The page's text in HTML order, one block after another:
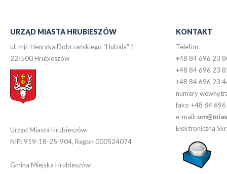
URZĄD MIASTA HRUBIESZÓW
ul. mjr. Henryka Dobrzańskiego "Hubala" 1
22-500 Hrubieszów
Urząd Miasta Hrubieszów:
NIP: 919-18-25-904, Regon 000524074
Gmina Miejska Hrubieszów:
KONTAKT
Telefon:
+48 84 696 23
+48 84 696 23
+48 84 696 23
numery
faks: +48 84
e-mail:
Elektroniczna